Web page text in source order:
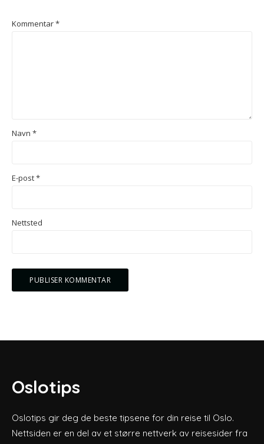
Kommentar*
Navn *
E-post*
Nettsted
Oslotips
Oslotips gir deg de beste tipsene for din reise til Oslo.
Nettsiden er en del av et større nettverk av reisesider fra